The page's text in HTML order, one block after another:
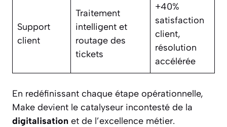
Support
client
Traitement
intelligent et
routage des
tickets
+40%
satisfaction
client,
résolution
accélérée
En redéfinissant chaque étape opérationnelle,
Make devient le catalyseur incontesté de la
digitalisation et de l’excellence métier.